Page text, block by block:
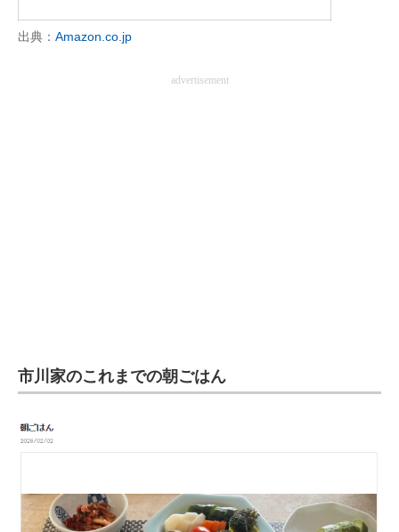
ITエンジニア向け専門サイト
企業向けIT製品の総合サイト
ちょっと気になるネットの話題
出典： Amazon.co.jp
advertisement
市川家のこれまでの朝ごはん